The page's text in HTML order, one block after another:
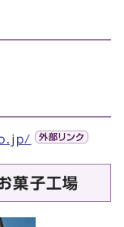
子工場